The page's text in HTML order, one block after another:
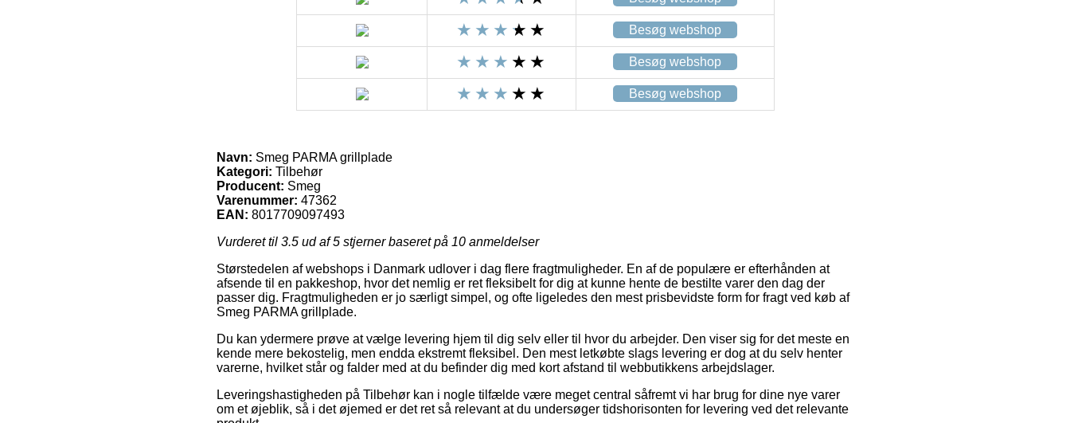
Besøg webshop
Besøg webshop
Besøg webshop
Navn: Smeg PARMA grillplade
Kategori: Tilbehør
Producent: Smeg
Varenummer: 47362
EAN: 8017709097493
Vurderet til 3.5 ud af 5 stjerner baseret på 10 anmeldelser
Størstedelen af webshops i Danmark udlover i dag flere fragtmuligheder. En af de populære er efterhånden at
afsende til en pakkeshop, hvor det nemlig er ret fleksibelt for dig at kunne hente de bestilte varer den dag der
passer dig. Fragtmuligheden er jo særligt simpel, og ofte ligeledes den mest prisbevidste form for fragt ved køb af
Smeg PARMA grillplade.
Du kan ydermere prøve at vælge levering hjem til dig selv eller til hvor du arbejder. Den viser sig for det meste en
kende mere bekostelig, men endda ekstremt fleksibel. Den mest letkøbte slags levering er dog at du selv henter
varerne, hvilket står og falder med at du befinder dig med kort afstand til webbutikkens arbejdslager.
Leveringshastigheden på Tilbehør kan i nogle tilfælde være meget central såfremt vi har brug for dine nye varer
om et øjeblik, så i det øjemed er det ret så relevant at du undersøger tidshorisonten for levering ved det relevante